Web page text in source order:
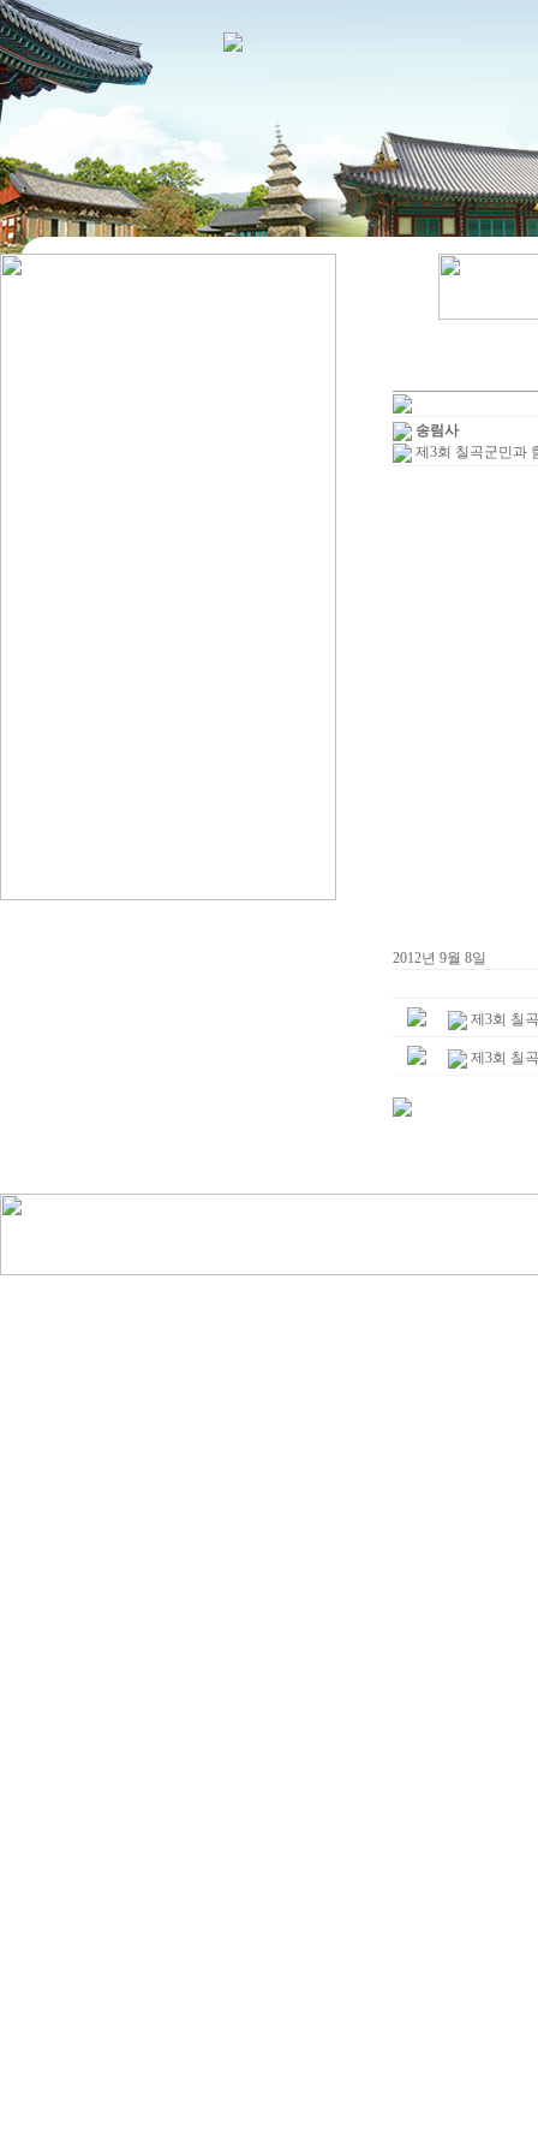
송림사
제3회 칠곡군민과
2012년 9월 8일
제3회 칠
제3회 칠